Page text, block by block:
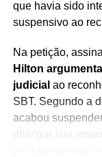
que havia sido
suspensivo ao
Na petição,
Hilton
judicial ao
SBT. Segundo a
acabou
divulgar sua